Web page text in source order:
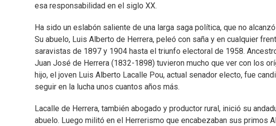
esa responsabilidad en el siglo XX.
Ha sido un eslabón saliente de una larga saga política, que no
Su abuelo, Luis Alberto de Herrera, peleó con saña y en cualquier
saravistas de 1897 y 1904 hasta el triunfo electoral de 1958.
Juan José de Herrera (1832-1898) tuvieron mucho que ver con los
hijo, el joven Luis Alberto Lacalle Pou, actual senador electo, fue
seguir en la lucha unos cuantos años más.
Lacalle de Herrera, también abogado y productor rural, inició su
abuelo. Luego militó en el Herrerismo que encabezaban sus primos